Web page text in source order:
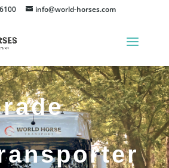
info@world-horses.com